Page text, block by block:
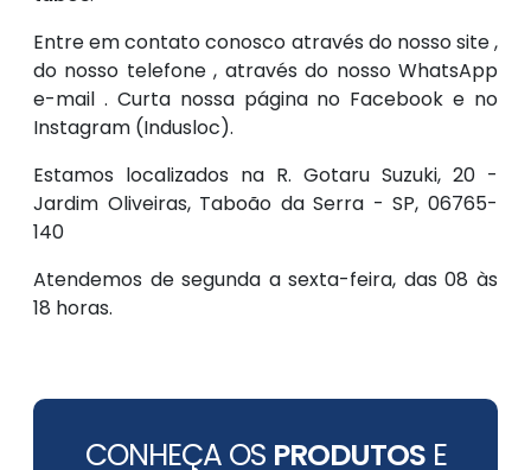
Entre em contato conosco através do nosso site ,
do nosso telefone , através do nosso WhatsApp
e-mail . Curta nossa página no Facebook e no
Instagram (Indusloc).
Estamos localizados na R. Gotaru Suzuki, 20 -
Jardim Oliveiras, Taboão da Serra - SP, 06765-
140
Atendemos de segunda a sexta-feira, das 08 às
18 horas.
CONHEÇA OS PRODUTOSE